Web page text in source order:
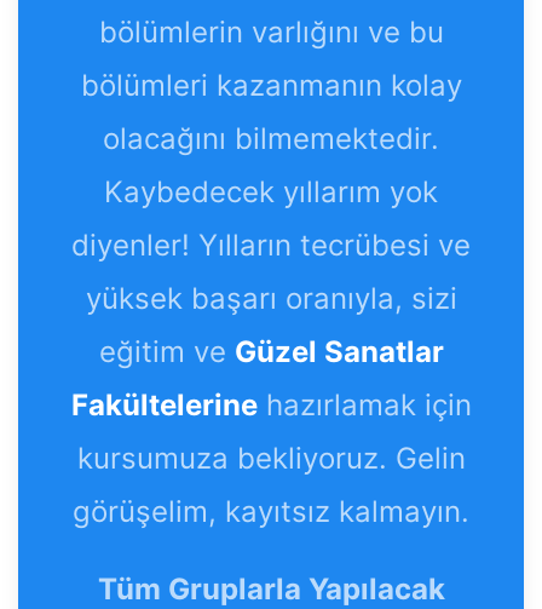
bölümlerin varlığını ve bu
bölümleri kazanmanın kolay
olacağını bilmemektedir.
Kaybedecek yıllarım yok
diyenler! Yılların tecrübesi ve
yüksek başarı oranıyla, sizi
eğitim ve Güzel Sanatlar
Fakültelerinehazırlamak için
kursumuza bekliyoruz. Gelin
görüşelim, kayıtsız kalmayın.
Tüm Gruplarla Yapılacak